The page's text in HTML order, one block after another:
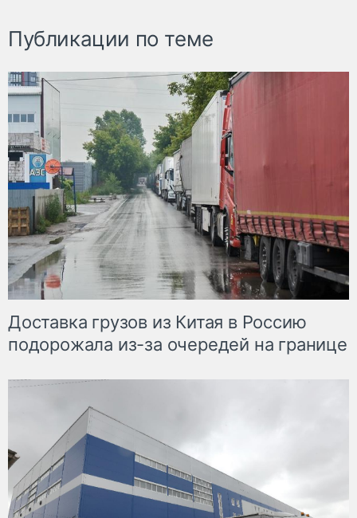
Публикации по теме
Доставка грузов из Китая в Россию
подорожала из-за очередей на границе